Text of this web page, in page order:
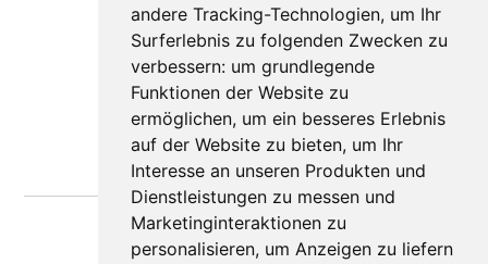
andere Tracking-Technologien, um Ihr
Surferlebnis zu folgenden Zwecken zu
verbessern: um grundlegende
Funktionen der Website zu
ermöglichen, um ein besseres Erlebnis
auf der Website zu bieten, um Ihr
Interesse an unseren Produkten und
Dienstleistungen zu messen und
Marketinginteraktionen zu
personalisieren, um Anzeigen zu liefern